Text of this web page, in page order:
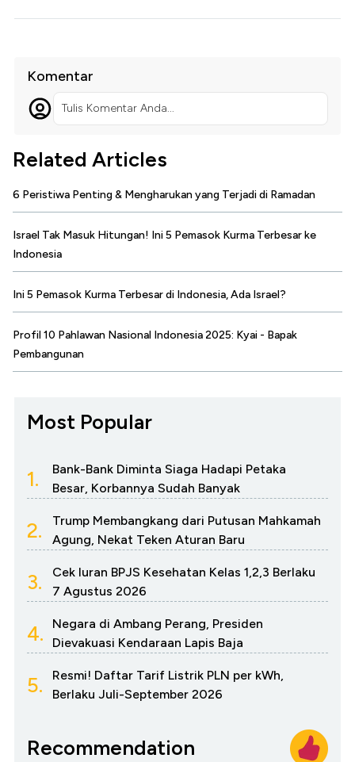
Komentar
Tulis Komentar Anda...
Related Articles
6 Peristiwa Penting & Mengharukan yang Terjadi di Ramadan
Israel Tak Masuk Hitungan! Ini 5 Pemasok Kurma Terbesar ke
Indonesia
Ini 5 Pemasok Kurma Terbesar di Indonesia, Ada Israel?
Profil 10 Pahlawan Nasional Indonesia 2025: Kyai - Bapak
Pembangunan
Most Popular
1.
Bank-Bank Diminta Siaga Hadapi Petaka
Besar, Korbannya Sudah Banyak
2.
Trump Membangkang dari Putusan Mahkamah
Agung, Nekat Teken Aturan Baru
3.
Cek Iuran BPJS Kesehatan Kelas 1,2,3 Berlaku
7 Agustus 2026
4.
Negara di Ambang Perang, Presiden
Dievakuasi Kendaraan Lapis Baja
5.
Resmi! Daftar Tarif Listrik PLN per kWh,
Berlaku Juli-September 2026
Recommendation